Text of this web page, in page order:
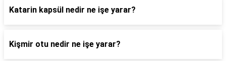
Katarin kapsül nedir ne işe yarar?
Kişmir otu nedir ne işe yarar?